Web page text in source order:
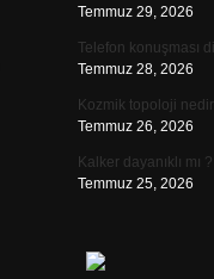
Temmuz 29, 2026
Telefon konuşması
Temmuz 28, 2026
Kozmik topoloji
Temmuz 26, 2026
Kalker dayanıklı mı ?
Temmuz 25, 2026